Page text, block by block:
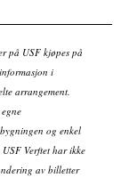
på USF kjøpes på
i
arrangement.
og enkel
Verftet har ikke
av billetter